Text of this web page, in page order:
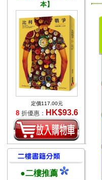
本】
定價117.00元
8 折優惠： HK$93.6
●二樓推薦